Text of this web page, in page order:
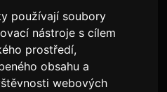
používají soubory
nástroje s cílem
prostředí,
obsahu a
webových